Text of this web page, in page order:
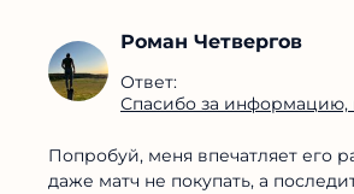
Роман Четвергов
Ответ:
Спасибо за информацию,
Попробуй, меня впечатляет его
даже матч не покупать, а